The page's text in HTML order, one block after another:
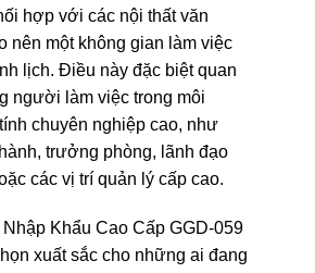
hợp với các nội thất văn
nên một không gian làm việc
lịch. Điều này đặc biệt quan
người làm việc trong môi
chuyên nghiệp cao, như
trưởng phòng, lãnh đạo
các vị trí quản lý cấp cao.
Khẩu Cao Cấp GGD-059
xuất sắc cho những ai đang